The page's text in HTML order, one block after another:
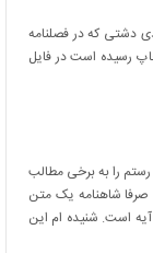
دشتی که در فصلنامه
فارسی سال پنجم، شماره ۱، بهار ۱۳۹۲ به چاپ رسیده است در فایل
را به برخی مطالب
شاهنامه یک متن
است. شنیده ام این